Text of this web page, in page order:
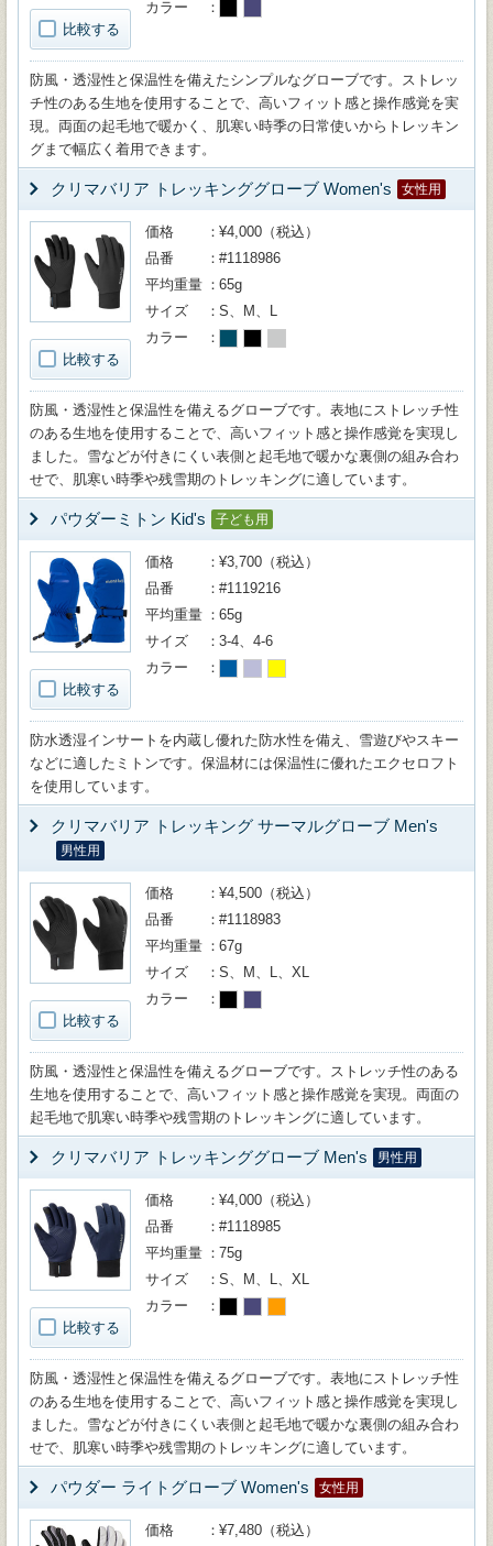
比較する
カラー
防風・透湿性と保温性を備えたシンプルなグローブです。ストレッ
チ性のある生地を使用することで、高いフィット感と操作感覚を実
現。両面の起毛地で暖かく、肌寒い時季の日常使いからトレッキン
グまで幅広く着用できます。
クリマバリア トレッキンググローブ Women's 女性用
比較する
価格
¥4,000（税込）
品番
#1118986
平均重量
65g
サイズ
S、M、L
カラー
防風・透湿性と保温性を備えるグローブです。表地にストレッチ性
のある生地を使用することで、高いフィット感と操作感覚を実現し
ました。雪などが付きにくい表側と起毛地で暖かな裏側の組み合わ
せで、肌寒い時季や残雪期のトレッキングに適しています。
パウダーミトン Kid's 子ども用
比較する
価格
¥3,700（税込）
品番
#1119216
平均重量
65g
サイズ
3-4、4-6
カラー
防水透湿インサートを内蔵し優れた防水性を備え、雪遊びやスキー
などに適したミトンです。保温材には保温性に優れたエクセロフト
を使用しています。
クリマバリア トレッキング サーマルグローブ Men's
男性用
比較する
価格
¥4,500（税込）
品番
#1118983
平均重量
67g
サイズ
S、M、L、XL
カラー
防風・透湿性と保温性を備えるグローブです。ストレッチ性のある
生地を使用することで、高いフィット感と操作感覚を実現。両面の
起毛地で肌寒い時季や残雪期のトレッキングに適しています。
クリマバリア トレッキンググローブ Men's 男性用
比較する
価格
¥4,000（税込）
品番
#1118985
平均重量
75g
サイズ
S、M、L、XL
カラー
防風・透湿性と保温性を備えるグローブです。表地にストレッチ性
のある生地を使用することで、高いフィット感と操作感覚を実現し
ました。雪などが付きにくい表側と起毛地で暖かな裏側の組み合わ
せで、肌寒い時季や残雪期のトレッキングに適しています。
パウダー ライトグローブ Women's 女性用
価格
¥7,480（税込）